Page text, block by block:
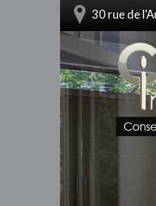
30 rue de